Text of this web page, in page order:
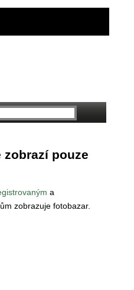
zobrazí pouze
a
zobrazuje fotobazar.